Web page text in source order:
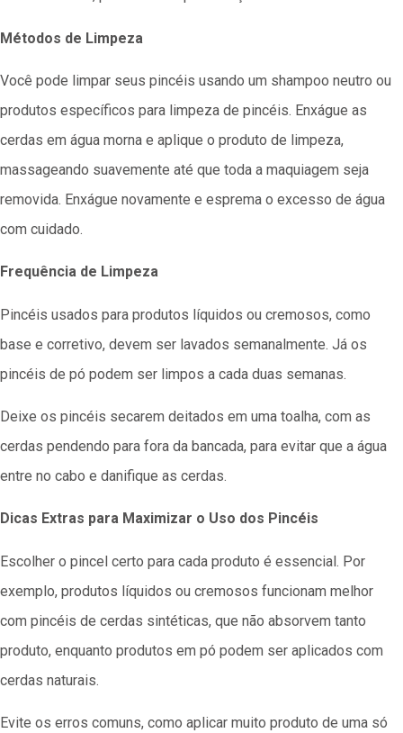
Métodos de Limpeza
Você pode limpar seus pincéis usando um shampoo neutro ou
produtos específicos para limpeza de pincéis. Enxágue as
cerdas em água morna e aplique o produto de limpeza,
massageando suavemente até que toda a maquiagem seja
removida. Enxágue novamente e esprema o excesso de água
com cuidado.
Frequência de Limpeza
Pincéis usados para produtos líquidos ou cremosos, como
base e corretivo, devem ser lavados semanalmente. Já os
pincéis de pó podem ser limpos a cada duas semanas.
Deixe os pincéis secarem deitados em uma toalha, com as
cerdas pendendo para fora da bancada, para evitar que a água
entre no cabo e danifique as cerdas.
Dicas Extras para Maximizar o Uso dos Pincéis
Escolher o pincel certo para cada produto é essencial. Por
exemplo, produtos líquidos ou cremosos funcionam melhor
com pincéis de cerdas sintéticas, que não absorvem tanto
produto, enquanto produtos em pó podem ser aplicados com
cerdas naturais.
Evite os erros comuns, como aplicar muito produto de uma só